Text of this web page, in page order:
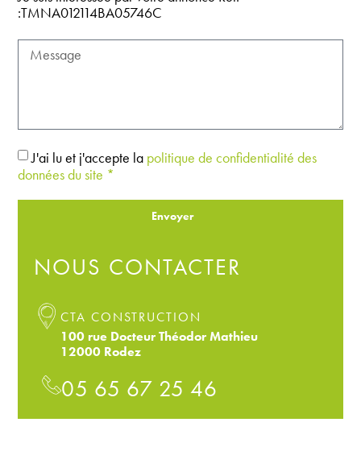
:TMNA012114BA05746C
J'ai lu et j'accepte la politique de confidentialité des
données du site *
Envoyer
NOUS CONTACTER
CTA CONSTRUCTION
100 rue Docteur Théodor Mathieu
12000 Rodez
05 65 67 25 46